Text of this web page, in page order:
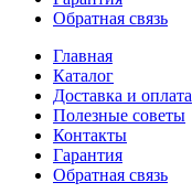
Обратная связь
Главная
Каталог
Доставка и оплата
Полезные советы
Контакты
Гарантия
Обратная связь